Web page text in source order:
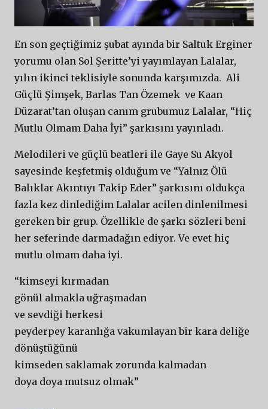
En son geçtiğimiz şubat ayında bir Saltuk Erginer
yorumu olan Sol Şeritte’yi yayımlayan Lalalar,
yılın ikinci teklisiyle sonunda karşımızda. Ali
Güçlü Şimşek, Barlas Tan Özemek ve Kaan
Düzarat’tan oluşan canım grubumuz Lalalar, “Hiç
Mutlu Olmam Daha İyi” şarkısını yayınladı.
Melodileri ve güçlü beatleri ile Gaye Su Akyol
sayesinde keşfetmiş olduğum ve “Yalnız Ölü
Balıklar Akıntıyı Takip Eder” şarkısını oldukça
fazla kez dinlediğim Lalalar acilen dinlenilmesi
gereken bir grup. Özellikle de şarkı sözleri beni
her seferinde darmadağın ediyor. Ve evet hiç
mutlu olmam daha iyi.
“kimseyi kırmadan
gönül almakla uğraşmadan
ve sevdiği herkesi
peyderpey karanlığa vakumlayan bir kara deliğe
dönüştüğünü
kimseden saklamak zorunda kalmadan
doya doya mutsuz olmak”